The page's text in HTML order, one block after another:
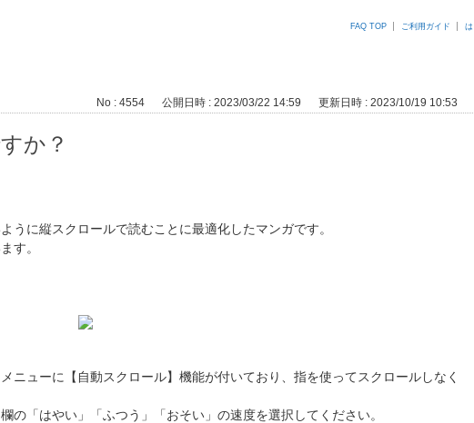
FAQ TOP ご利用ガイド
No : 4554 公開日時 : 2023/03/22 14:59 更新日時 : 2023/10/19 10:53
か？
うに縦スクロールで読むことに最適化したマンガです。
す。
ニューに【自動スクロール】機能が付いており、指を使ってスクロールしなく
の「はやい」「ふつう」「おそい」の速度を選択してください。